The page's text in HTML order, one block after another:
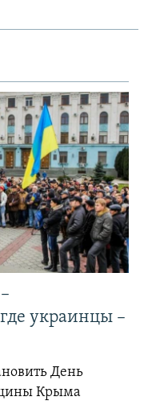
украинцы –
День
Крыма